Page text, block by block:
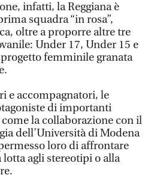
infatti, la Reggiana è
squadra “in rosa”,
oltre a proporre altre tre
Under 17, Under 15 e
femminile granata
e accompagnatori, le
di importanti
la collaborazione con il
dell’Università di Modena
loro di affrontare
agli stereotipi o alla